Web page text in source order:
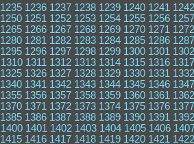
1235 1236 1237 1238 1239 1240 1241 1242
1250 1251 1252 1253 1254 1255 1256 1257
1265 1266 1267 1268 1269 1270 1271 1272
1280 1281 1282 1283 1284 1285 1286 1287
1295 1296 1297 1298 1299 1300 1301 1302
1310 1311 1312 1313 1314 1315 1316 1317
1325 1326 1327 1328 1329 1330 1331 1332
1340 1341 1342 1343 1344 1345 1346 1347
1355 1356 1357 1358 1359 1360 1361 1362
1370 1371 1372 1373 1374 1375 1376 1377
1385 1386 1387 1388 1389 1390 1391 1392
1400 1401 1402 1403 1404 1405 1406
1415 1416 1417 1418 1419 1420 1421 1422